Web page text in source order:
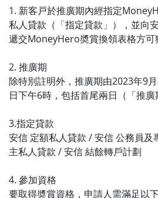
1. 新客戸於推廣期內經指定
私人貸款（「指定貸款」），並向
遞交MoneyHero奬賞換領表格方可
2. 推廣期
除特別註明外，推廣期由2023年9
日下午6時，包括首尾兩日（「推廣
3.指定貸款
安信 定額私人貸款 / 安信 公務員及
主私人貸款 / 安信 結餘轉戶計劃
4. 參加資格
要取得奬賞資格，申請人需滿足以